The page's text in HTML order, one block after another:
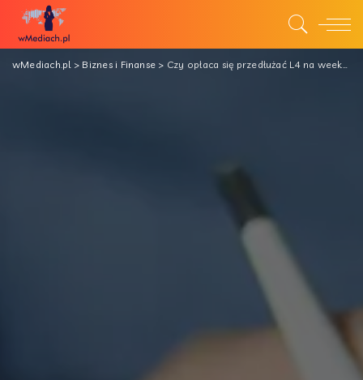
wMediach.pl> Biznes i Finanse > Czy opłaca się przedłużać L4 na weekend?